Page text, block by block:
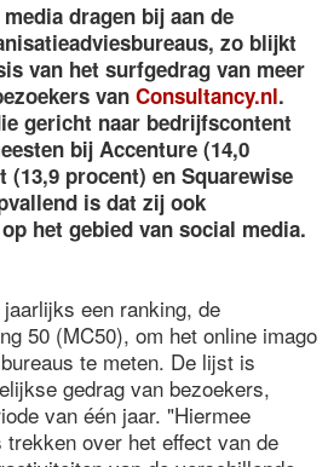
dragen bij aan de
zo blijkt
van het surfgedrag van meer
van Consultancy.nl.
gericht naar bedrijfscontent
bij Accenture (14,0
(13,9 procent) en Squarewise
is dat zij ook
het gebied van social media.
een ranking, de
50 (MC50), om het online imago
te meten. De lijst is
gedrag van bezoekers,
van één jaar. "Hiermee
over het effect van de